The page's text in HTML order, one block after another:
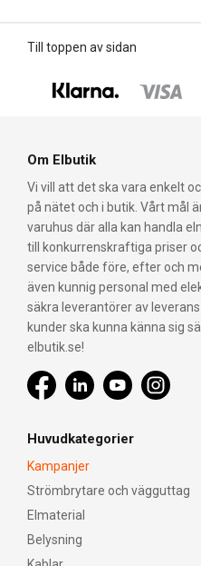
Till toppen av sidan
Om Elbutik
Vi vill att det ska vara enkelt
på nätet och i butik. Vårt mål
varuhus där alla kan handla
till konkurrenskraftiga priser
service både före, efter och
även kunnig personal med
säkra leverantörer av
kunder ska kunna känna sig
elbutik.se!
Huvudkategorier
Kampanjer
Strömbrytare och vägguttag
Elmaterial
Belysning